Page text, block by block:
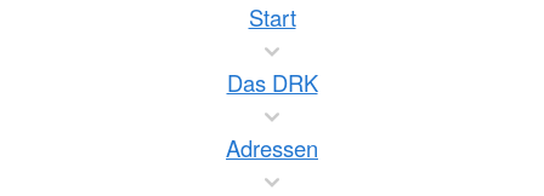
Start
Das DRK
Adressen